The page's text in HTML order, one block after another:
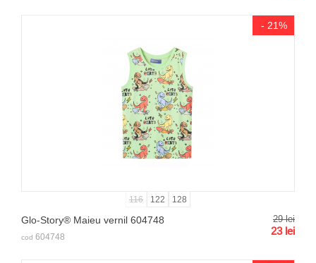
- 21%
116 122 128
Glo-Story® Maieu vernil 604748 29 lei
23 lei
cod 604748